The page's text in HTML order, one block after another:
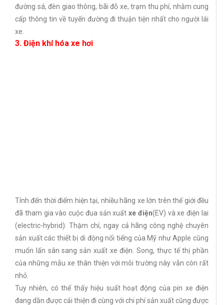
đường sá, đèn giao thông, bãi đỗ xe, trạm thu phí, nhằm cung
cấp thông tin về tuyến đường đi thuận tiện nhất cho người lái
xe.
3. Điện khí hóa xe hơi
Tính đến thời điểm hiện tại, nhiều hãng xe lớn trên thế giới đều
đã tham gia vào cuộc đua sản xuấtxe điện(EV) và xe điện lai
(electric-hybrid). Thậm chí, ngay cả hãng công nghệ chuyên
sản xuất các thiết bị di động nổi tiếng của Mỹ như Apple cũng
muốn lấn sân sang sản xuất xe điện. Song, thực tế thị phần
của những mẫu xe thân thiện với môi trường này vẫn còn rất
nhỏ.
Tuy nhiên, có thể thấy hiệu suất hoạt động của pin xe điện
đang dần được cải thiện đi cùng với chi phí sản xuất cũng được